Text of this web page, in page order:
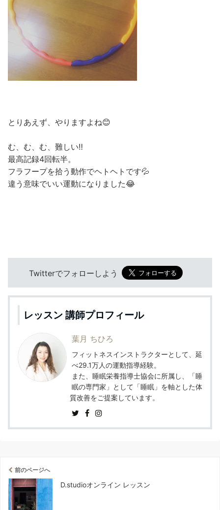
とりあえず、やりますよね😊
む、む、む、難しい‼️
最高記録4回転半。
フラフープを拾う動作でヘトヘトです💦
違う意味でいい運動になりました😂
Twitterでフォローしよう
レッスン 講師プロフィール
葉月 ちひろ
フィットネスインストラクターとして、延
べ29.1万人の運動指導経験。
また、睡眠栄養指導士協会に所属し、「睡
眠の専門家」として「睡眠」を軸とした体
質改善をご提案しています。
前のページへ
D.studioオンライン レッスン